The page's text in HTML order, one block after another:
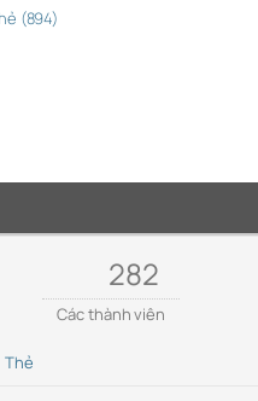
(894)
282
Các thành viên
Thẻ